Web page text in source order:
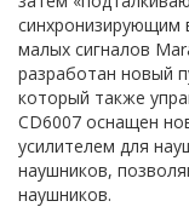
синхронизирующим
малых сигналов
разработан новый
который также
CD6007 оснащен
усилителем для
наушников,
наушников.